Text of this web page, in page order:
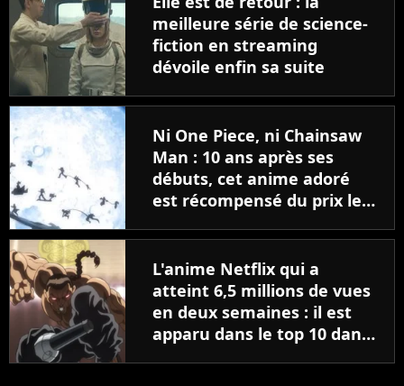
meilleure série de science-
fiction en streaming
dévoile enfin sa suite
Ni One Piece, ni Chainsaw
Man : 10 ans après ses
débuts, cet anime adoré
est récompensé du prix le
L'anime Netflix qui a
atteint 6,5 millions de vues
en deux semaines : il est
apparu dans le top 10 dans